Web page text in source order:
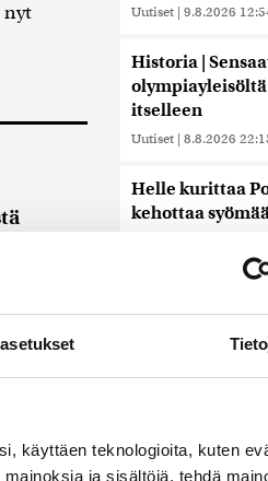
käyttäen teknologioita, kuten
ja sisältöjä, tehdä
nyt
liian
Uutiset | 9.8.2026
Historia |
itselleen
Uutiset | 8.8.2026
Helle kurittaa
kehottaa
WSJ: Saksassa
todennäköisesti
8.8.2026
Sikarutto tuo
metsästyskausi
Uutiset | 8.8.2026